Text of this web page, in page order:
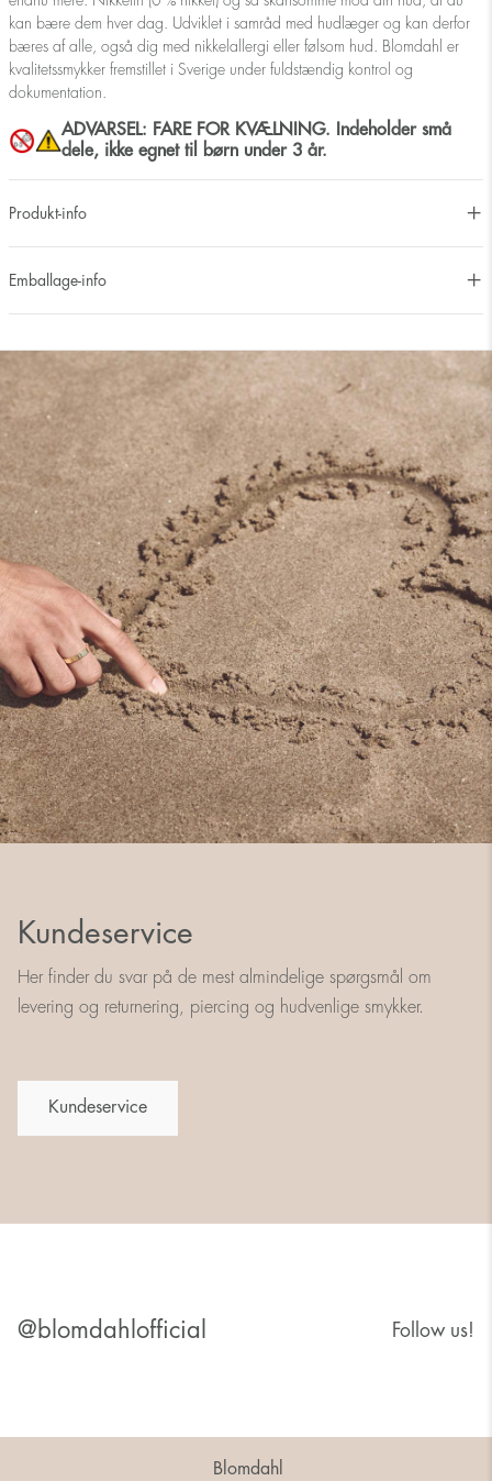
kan bære dem hver dag. Udviklet i samråd med hudlæger og kan derfor
bæres af alle, også dig med nikkelallergi eller følsom hud. Blomdahl er
kvalitetssmykker fremstillet i Sverige under fuldstændig kontrol og
dokumentation.
ADVARSEL: FARE FOR KVÆLNING. Indeholder små
dele, ikke egnet til børn under 3 år.
Produkt-info
Emballage-info
Kundeservice
Her finder du svar på de mest almindelige spørgsmål om
levering og returnering, piercing og hudvenlige smykker.
Kundeservice
@blomdahlofficial Follow us!
Blomdahl